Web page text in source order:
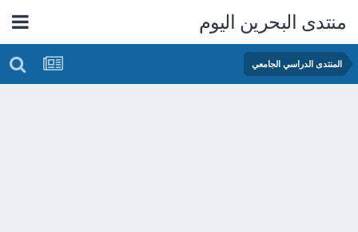
منتدى البحرين اليوم
المنتدى الدراسي الجامعي